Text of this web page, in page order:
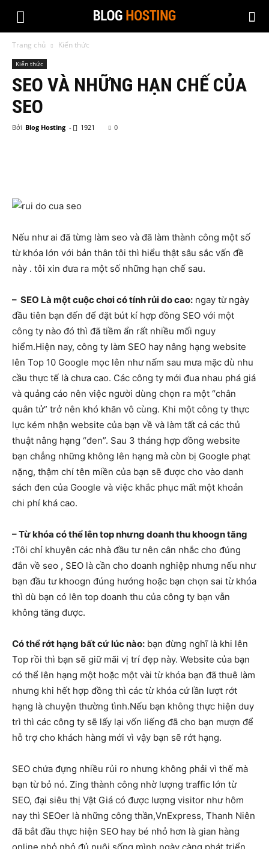
Trang chủ Kiến thức
Kiến thức
SEO VÀ NHỮNG HẠN CHẾ CỦA
SEO
Bởi Blog Hosting - 1921 0
Nếu như ai đã từng làm seo và đã làm thành công một số
từ khóa lớn với bản thân tôi thì hiểu thật sâu sắc vấn đề
này . tôi xin đưa ra một số những hạn chế sau.
– SEO Là một cuộc chơi có tính rủi do cao: ngay từ ngày
đầu tiên bạn đến để đặt bút kí hợp đồng SEO với một
công ty nào đó thì đã tiềm ẩn rất nhiều mối nguy
hiểm.Hiện nay, công ty làm SEO hay nâng hạng website
lên Top 10 Google mọc lên như nấm sau mưa mặc dù nhu
cầu thực tế là chưa cao. Các công ty mới đua nhau phá giá
và quảng cáo nên việc người dùng chọn ra một “chân
quân tử” trở nên khó khăn vô cùng. Khi một công ty thực
lực kém nhận website của bạn về và làm tất cả các thủ
thuật nâng hạng “đen”. Sau 3 tháng hợp đồng website
bạn chẳng những không lên hạng mà còn bị Google phạt
nặng, thậm chí tên miền của bạn sẽ được cho vào danh
sách đen của Google và việc khắc phục mất một khoản
chi phí khá cao.
– Từ khóa có thể lên top nhưng doanh thu khoogn tăng
:Tôi chỉ khuyên các nhà đầu tư nên cân nhắc cho đúng
đắn về seo , SEO là cần cho doanh nghiệp nhưng nếu như
bạn đầu tư khoogn đúng hướng hoặc bạn chọn sai từ khóa
thì dù bạn có lên top doanh thu của công ty bạn vẫn
không tăng được.
Có thể rớt hạng bất cứ lúc nào: bạn đừng nghĩ là khi lên
Top rồi thì bạn sẽ giữ mãi vị trí đẹp này. Website của bạn
có thể lên hạng một hoặc một vài từ khóa bạn đã thuê làm
nhưng khi hết hợp đồng thì các từ khóa cứ lần lượt rớt
hạng là chuyện thường tình.Nếu bạn không thực hiện duy
trì thì các công ty sẽ lấy lại vốn liếng đã cho bạn mượn để
hỗ trợ cho khách hàng mới vì vậy bạn sẽ rớt hạng.
SEO chứa đựng nhiều rủi ro nhưng không phải vì thế mà
bạn từ bỏ nó. Zing thành công nhờ lượng traffic lớn từ
SEO, đại siêu thị Vật Giá có được lượng visitor như hôm
nay thì SEOer là những công thần,VnExpress, Thanh Niên
đã bắt đầu thực hiện SEO hay bé nhỏ hơn là gian hàng